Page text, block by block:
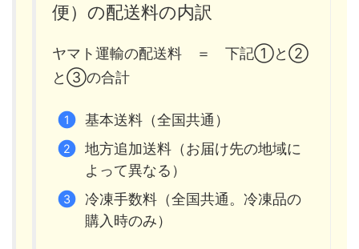
便）の配送料の内訳
ヤマト運輸の配送料 ＝ 下記①と②
と③の合計
基本送料（全国共通）
地方追加送料（お届け先の地域に
よって異なる）
冷凍手数料（全国共通。冷凍品の
購入時のみ）